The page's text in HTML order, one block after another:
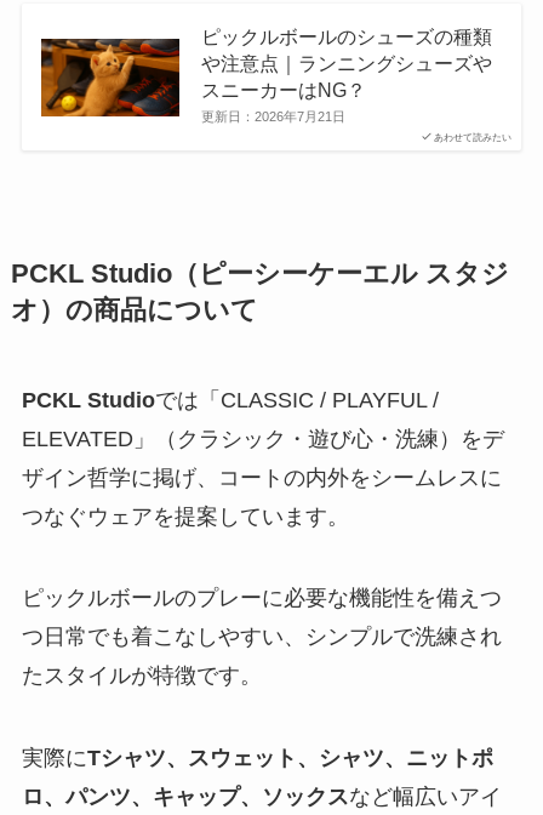
あわせて読みたい
ピックルボールのシューズの種類
や注意点｜ランニングシューズや
スニーカーはNG？
更新日： 2026年7月21日
PCKL Studio（ピーシーケーエル スタジ
オ）の商品について
PCKL Studioでは「CLASSIC / PLAYFUL /
ELEVATED」（クラシック・遊び心・洗練）をデ
ザイン哲学に掲げ、コートの内外をシームレスに
つなぐウェアを提案しています。
ピックルボールのプレーに必要な機能性を備えつ
つ日常でも着こなしやすい、シンプルで洗練され
たスタイルが特徴です。
実際にTシャツ、スウェット、シャツ、ニットポ
ロ、パンツ、キャップ、ソックスなど幅広いアイ